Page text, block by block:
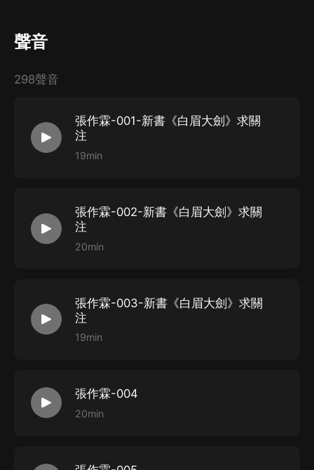
聲音
298聲音
張作霖-001-新書《白眉大劍》求關
注
19min
張作霖-002-新書《白眉大劍》求關
注
20min
張作霖-003-新書《白眉大劍》求關
注
19min
張作霖-004
20min